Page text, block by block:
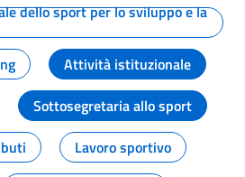
dello sport per lo sviluppo e la
Attività istituzionale
Sottosegretaria allo sport
Lavoro sportivo